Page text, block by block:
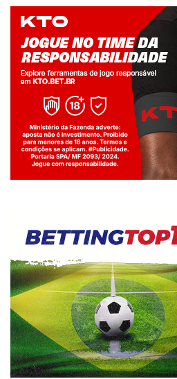
Jogue com responsabilidade. 18+